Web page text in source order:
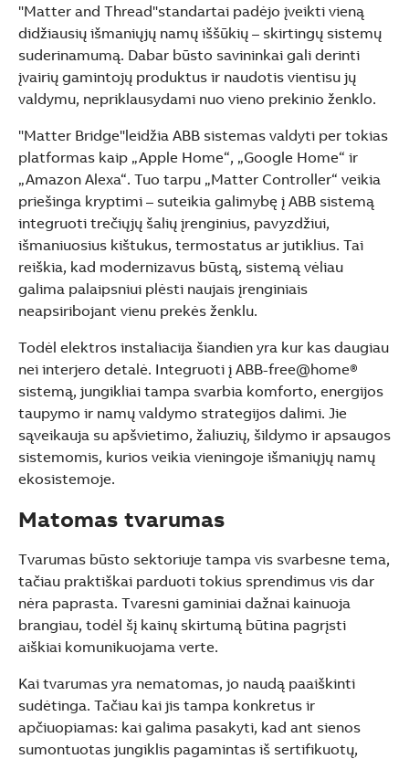
"Matter and Thread"standartai padėjo įveikti vieną
didžiausių išmaniųjų namų iššūkių – skirtingų sistemų
suderinamumą. Dabar būsto savininkai gali derinti
įvairių gamintojų produktus ir naudotis vientisu jų
valdymu, nepriklausydami nuo vieno prekinio ženklo.
"Matter Bridge"leidžia ABB sistemas valdyti per tokias
platformas kaip „Apple Home“, „Google Home“ ir
„Amazon Alexa“. Tuo tarpu „Matter Controller“ veikia
priešinga kryptimi – suteikia galimybę į ABB sistemą
integruoti trečiųjų šalių įrenginius, pavyzdžiui,
išmaniuosius kištukus, termostatus ar jutiklius. Tai
reiškia, kad modernizavus būstą, sistemą vėliau
galima palaipsniui plėsti naujais įrenginiais
neapsiribojant vienu prekės ženklu.
Todėl elektros instaliacija šiandien yra kur kas daugiau
nei interjero detalė. Integruoti į ABB-free@home®
sistemą, jungikliai tampa svarbia komforto, energijos
taupymo ir namų valdymo strategijos dalimi. Jie
sąveikauja su apšvietimo, žaliuzių, šildymo ir apsaugos
sistemomis, kurios veikia vieningoje išmaniųjų namų
ekosistemoje.
Matomas tvarumas
Tvarumas būsto sektoriuje tampa vis svarbesne tema,
tačiau praktiškai parduoti tokius sprendimus vis dar
nėra paprasta. Tvaresni gaminiai dažnai kainuoja
brangiau, todėl šį kainų skirtumą būtina pagrįsti
aiškiai komunikuojama verte.
Kai tvarumas yra nematomas, jo naudą paaiškinti
sudėtinga. Tačiau kai jis tampa konkretus ir
apčiuopiamas: kai galima pasakyti, kad ant sienos
sumontuotas jungiklis pagamintas iš sertifikuotų,